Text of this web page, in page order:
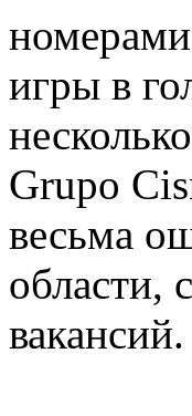
игры в
Grupo
весьма
области,
вакансий.